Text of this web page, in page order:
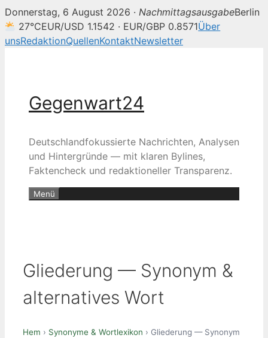
Donnerstag, 6 August 2026 · NachmittagsausgabeBerlin
27°CEUR/USD 1.1542 · EUR/GBP 0.8571Über
unsRedaktionQuellenKontaktNewsletter
Gegenwart24
Deutschlandfokussierte Nachrichten, Analysen
und Hintergründe — mit klaren Bylines,
Faktencheck und redaktioneller Transparenz.
Menü
Gliederung — Synonym &
alternatives Wort
Hem › Synonyme & Wortlexikon › Gliederung — Synonym